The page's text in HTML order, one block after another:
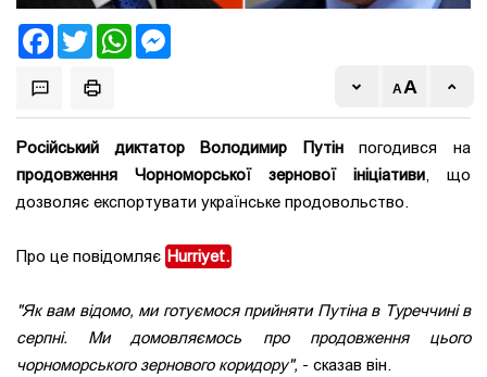
FacebookTwitter WhatsApp
Російський диктатор Володимир Путінпогодився на
продовження Чорноморської зернової ініціативи, що
дозволяє експортувати українське продовольство.
Про це повідомляє Hurriyet.
"Як вам відомо, ми готуємося прийняти Путіна в Туреччині в
серпні. Ми домовляємось про продовження цього
чорноморського зернового коридору", - сказав він.